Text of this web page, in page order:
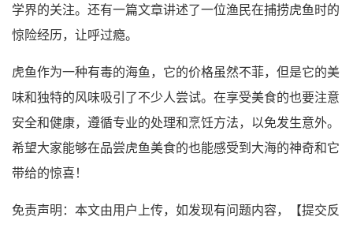
学界的关注。还有一篇文章讲述了一位渔民在捕捞虎鱼时的
惊险经历，让呼过瘾。
虎鱼作为一种有毒的海鱼，它的价格虽然不菲，但是它的美
味和独特的风味吸引了不少人尝试。在享受美食的也要注意
安全和健康，遵循专业的处理和烹饪方法，以免发生意外。
希望大家能够在品尝虎鱼美食的也能感受到大海的神奇和它
带给的惊喜！
免责声明：本文由用户上传，如发现有问题内容，【提交反